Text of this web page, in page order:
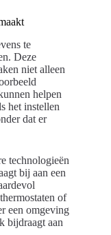
te
Deze
niet alleen
helpen
het instellen
dat er
technologieën
bij aan een
of
een omgeving
bijdraagt aan